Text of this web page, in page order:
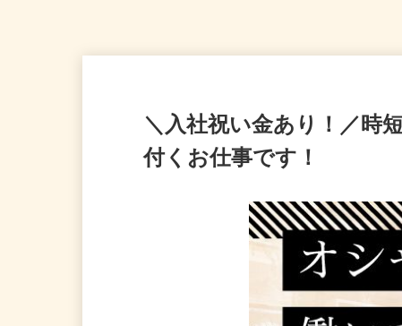
＼入社祝い金あり！／
付くお仕事です！